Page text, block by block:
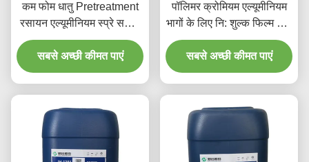
कम फोम धातु Pretreatment
रसायन एल्यूमीनियम स्प्रे सफाई
एजेंट
सबसे अच्छी कीमत पाएं
पॉलिमर क्रोमियम एल्यूमीनियम
भागों के लिए नि: शुल्क फिल्म धातु
Pretreatment रसायन एजेंट
सबसे अच्छी कीमत पाएं